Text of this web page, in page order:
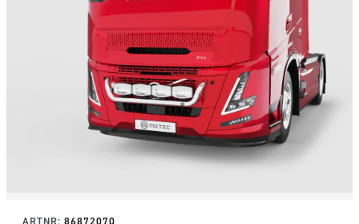
ARTNR: 86872070